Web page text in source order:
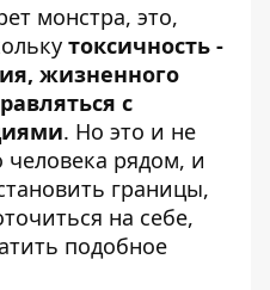
монстра, это,
токсичность -
жизненного
с
. Но это и не
человека рядом, и
границы,
на себе,
подобное